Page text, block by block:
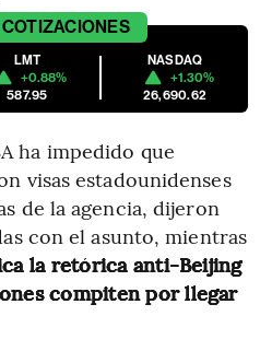
COTIZACIONES
LMT
+0.88%
587.95
NASDAQ
+1.30%
26,690.62
ha impedido que
visas estadounidenses
de la agencia, dijeron
con el asunto, mientras
la retórica anti-Beijing
compiten por llegar